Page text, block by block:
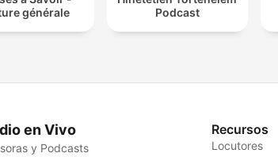
générale
Podcast
en Vivo
y Podcasts
Recursos
Locutores